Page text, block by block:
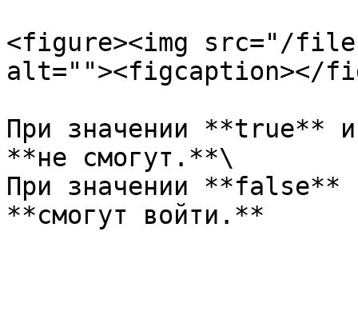
<figure><img src="/
alt=""><figcaption></
При значении **true**
**не смогут.**\
При значении **false**